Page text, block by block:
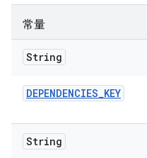
常量
String
DEPENDENCIES_KEY
String